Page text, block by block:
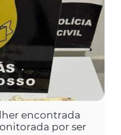
encontrada
por ser